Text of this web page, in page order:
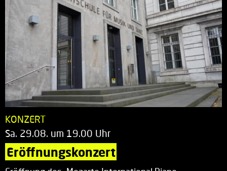
KONZERT
Sa. 29.08. um 19.00 Uhr
Eröffnungskonzert